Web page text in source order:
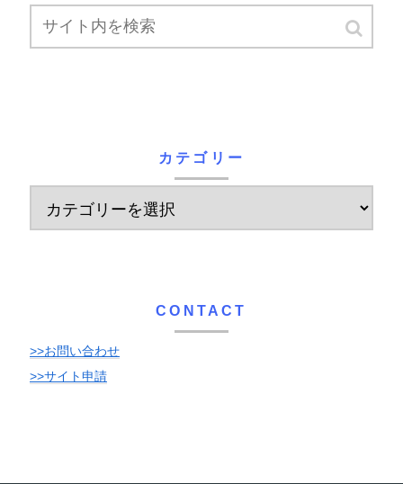
カテゴリー
CONTACT
>>お問い合わせ
>>サイト申請